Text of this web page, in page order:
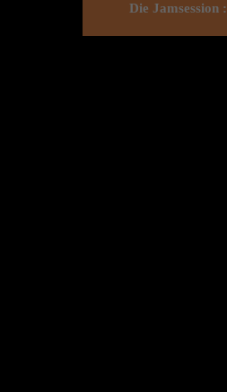
Die Jamsession :